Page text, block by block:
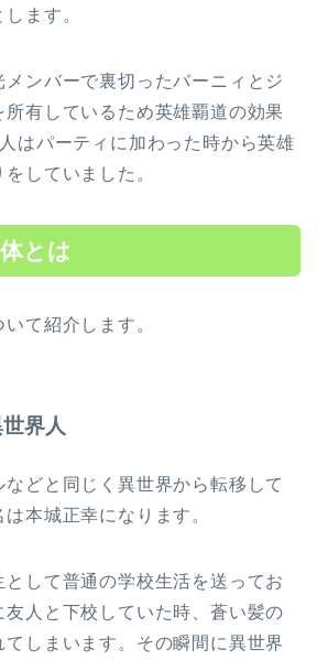
ます。
メンバーで裏切ったバーニィとジ
所有しているため英雄覇道の効果
はパーティに加わった時から英雄
していました。
とは
て紹介します。
界人
どと同じく異世界から転移して
本城正幸になります。
して普通の学校生活を送ってお
友人と下校していた時、蒼い髪の
しまいます。その瞬間に異世界